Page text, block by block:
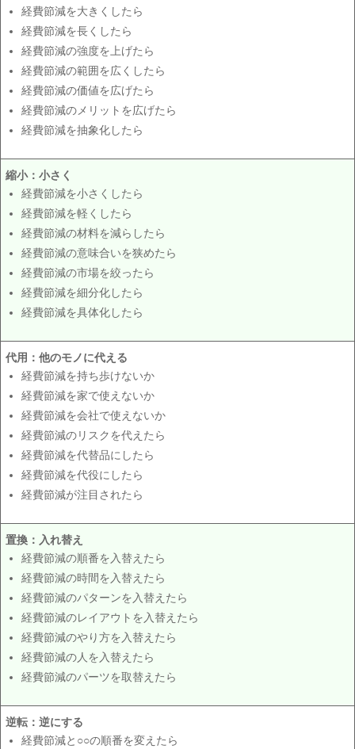
経費節減を大きくしたら
経費節減を長くしたら
経費節減の強度を上げたら
経費節減の範囲を広くしたら
経費節減の価値を広げたら
経費節減のメリットを広げたら
経費節減を抽象化したら
縮小：小さく
経費節減を小さくしたら
経費節減を軽くしたら
経費節減の材料を減らしたら
経費節減の意味合いを狭めたら
経費節減の市場を絞ったら
経費節減を細分化したら
経費節減を具体化したら
代用：他のモノに代える
経費節減を持ち歩けないか
経費節減を家で使えないか
経費節減を会社で使えないか
経費節減のリスクを代えたら
経費節減を代替品にしたら
経費節減を代役にしたら
経費節減が注目されたら
置換：入れ替え
経費節減の順番を入替えたら
経費節減の時間を入替えたら
経費節減のパターンを入替えたら
経費節減のレイアウトを入替えたら
経費節減のやり方を入替えたら
経費節減の人を入替えたら
経費節減のパーツを取替えたら
逆転：逆にする
経費節減と○○の順番を変えたら